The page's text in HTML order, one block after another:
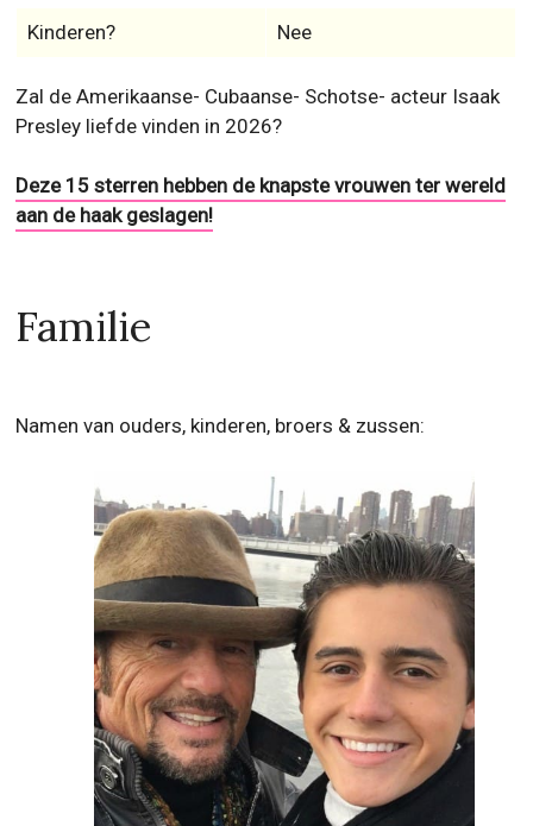
Kinderen? Nee
Zal de Amerikaanse- Cubaanse- Schotse- acteur Isaak
Presley liefde vinden in 2026?
Deze 15 sterren hebben de knapste vrouwen ter wereld
aan de haak geslagen!
Familie
Namen van ouders, kinderen, broers & zussen: